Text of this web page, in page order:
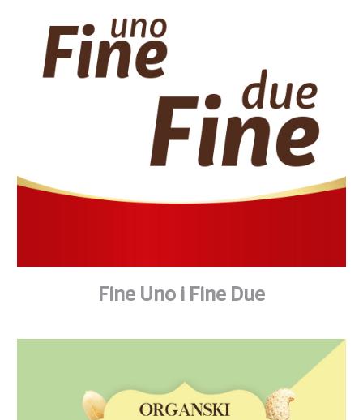
Fine Uno i Fine Due